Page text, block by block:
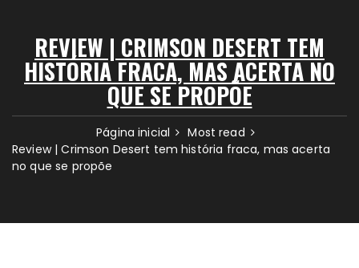
REVIEW | CRIMSON DESERT TEM
HISTÓRIA FRACA, MAS ACERTA NO
QUE SE PROPÕE
Página inicial
Most read
Review | Crimson Desert tem história fraca, mas acerta
no que se propõe